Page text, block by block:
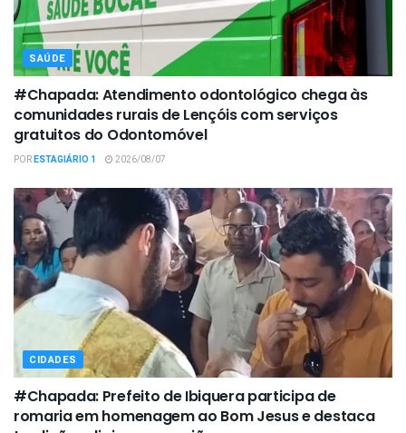
SAÚDE
#Chapada: Atendimento odontológico chega às
comunidades rurais de Lençóis com serviços
gratuitos do Odontomóvel
PORESTAGIÁRIO 1 2026/08/07
CIDADES
#Chapada: Prefeito de Ibiquera participa de
romaria em homenagem ao Bom Jesus e destaca